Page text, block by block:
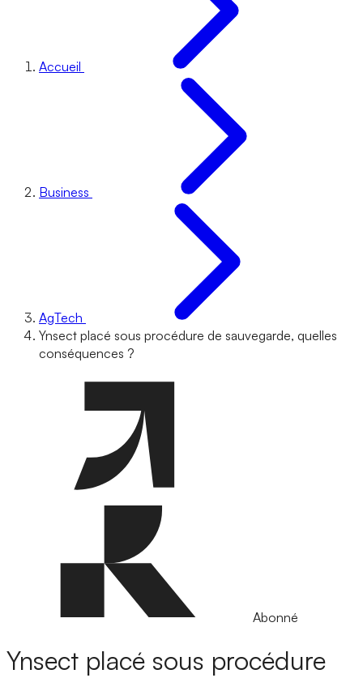
Accueil
Business
AgTech
Ynsect placé sous procédure de sauvegarde, quelles
conséquences ?
Abonné
Ynsect placé sous procédure